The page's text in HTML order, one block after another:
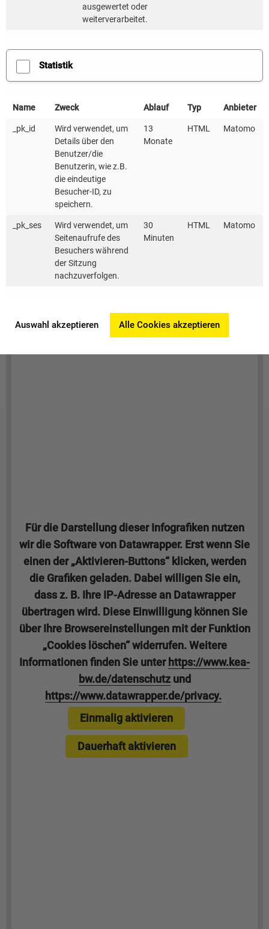
Für die Darstellung dieser Infografiken nutzen
wir die Software von Datawrapper. Erst wenn Sie
einen der „Aktivieren-Buttons“ klicken, werden
die Grafiken geladen. Dabei willigen Sie ein,
dass z. B. Ihre IP-Adresse an Datawrapper
übertragen wird. Diese Einwilligung können Sie
über Ihre Browsereinstellungen mit der Funktion
„Cookies löschen“ widerrufen. Weitere
Informationen finden Sie unter https://www.kea-
bw.de/datenschutzund
https://www.datawrapper.de/privacy.
Einmalig aktivieren
Dauerhaft aktivieren
ausgewertet oder
weiterverarbeitet.
Statistik
Name Zweck Ablauf Typ Anbieter
_pk_id
Wird verwendet, um
Details über den
Benutzer/die
Benutzerin, wie z.B.
die eindeutige
Besucher-ID, zu
speichern.
13
Monate
HTML Matomo
_pk_ses
Wird verwendet, um
Seitenaufrufe des
Besuchers während
der Sitzung
nachzuverfolgen.
30
Minuten
HTML Matomo
Auswahl akzeptieren Alle Cookies akzeptieren